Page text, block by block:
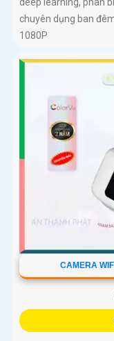
deep learning, phân
chuyên dụng ban
1080P
CAMERA